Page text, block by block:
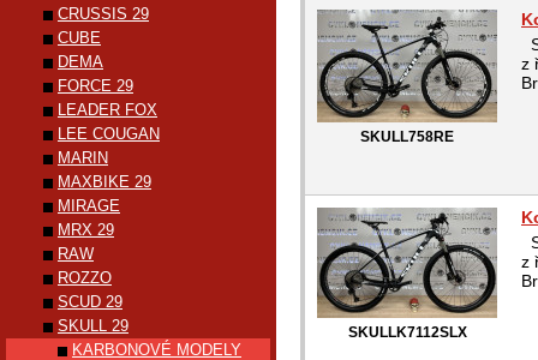
SKULL758RE
z
SKULLK7112SLX
z
CRUSSIS 29
CUBE
DEMA
FORCE 29
LEADER FOX
LEE COUGAN
MARIN
MAXBIKE 29
MIRAGE
MRX 29
RAW
ROZZO
SCUD 29
SKULL 29
KARBONOVÉ MODELY